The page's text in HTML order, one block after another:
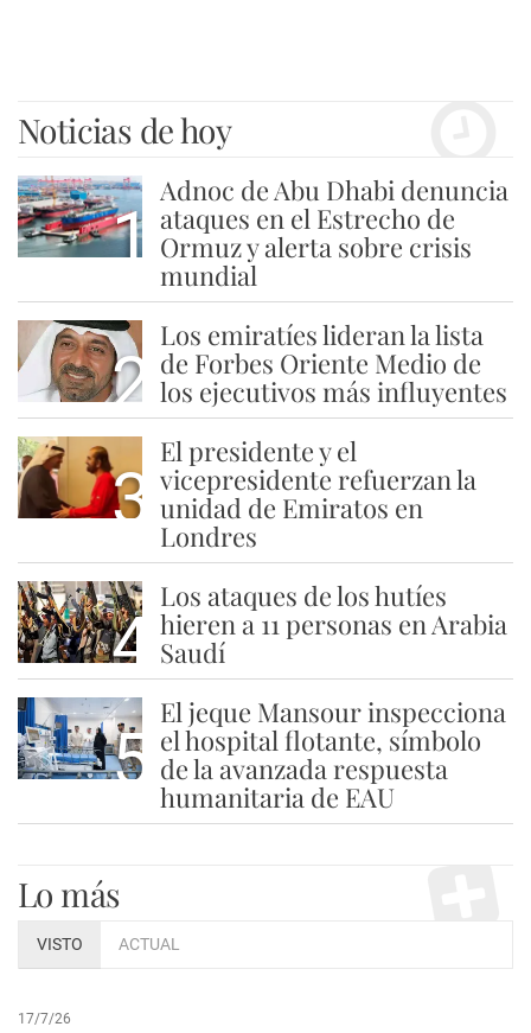
Noticias de hoy
1
Adnoc de Abu Dhabi denuncia
ataques en el Estrecho de
Ormuz y alerta sobre crisis
mundial
2
Los emiratíes lideran la lista
de Forbes Oriente Medio de
los ejecutivos más influyentes
3
El presidente y el
vicepresidente refuerzan la
unidad de Emiratos en
Londres
4
Los ataques de los hutíes
hieren a 11 personas en Arabia
Saudí
5
El jeque Mansour inspecciona
el hospital flotante, símbolo
de la avanzada respuesta
humanitaria de EAU
Lo más
VISTO ACTUAL
17/7/26